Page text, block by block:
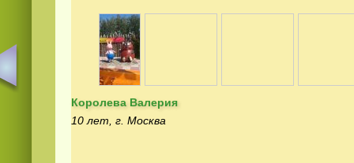
Королева Валерия
10 лет, г. Москва